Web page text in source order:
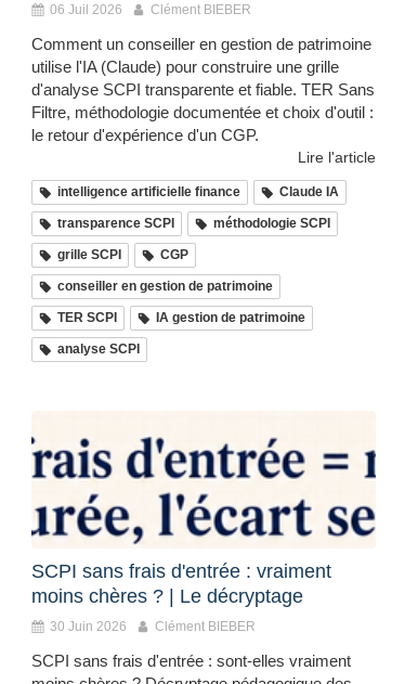
06 Juil 2026 Clément BIEBER
Comment un conseiller en gestion de patrimoine
utilise l'IA (Claude) pour construire une grille
d'analyse SCPI transparente et fiable. TER Sans
Filtre, méthodologie documentée et choix d'outil :
le retour d'expérience d'un CGP.
Lire l'article
intelligence artificielle finance Claude IA
transparence SCPI méthodologie SCPI
grille SCPI CGP
conseiller en gestion de patrimoine
TER SCPI IA gestion de patrimoine
analyse SCPI
SCPI sans frais d'entrée : vraiment
moins chères ? | Le décryptage
30 Juin 2026 Clément BIEBER
SCPI sans frais d'entrée : sont-elles vraiment